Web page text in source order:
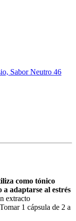
Sabor Neutro 46
como tónico
adaptarse al estrés
extracto
1 cápsula de 2 a